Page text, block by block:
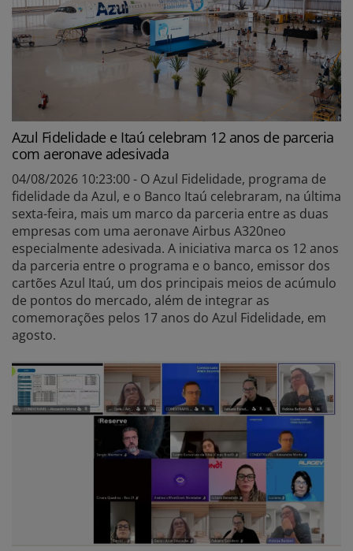
Azul Fidelidade e Itaú celebram 12 anos de parceria
com aeronave adesivada
04/08/2026 10:23:00 - O Azul Fidelidade, programa de
fidelidade da Azul, e o Banco Itaú celebraram, na última
sexta-feira, mais um marco da parceria entre as duas
empresas com uma aeronave Airbus A320neo
especialmente adesivada. A iniciativa marca os 12 anos
da parceria entre o programa e o banco, emissor dos
cartões Azul Itaú, um dos principais meios de acúmulo
de pontos do mercado, além de integrar as
comemorações pelos 17 anos do Azul Fidelidade, em
agosto.